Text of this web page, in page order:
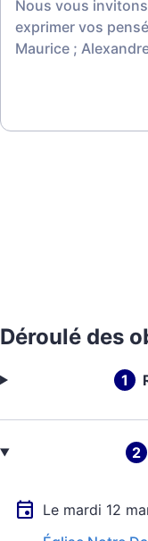
Nous vous
exprimer vos
Maurice ;
Déroulé des
Le mardi 12